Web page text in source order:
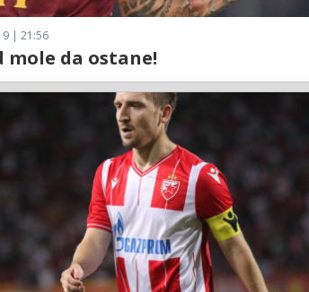
| 21:56
mole da ostane!